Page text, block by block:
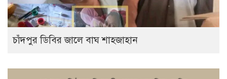
চাঁদপুর ডিবির জালে বাঘ শাহজাহান